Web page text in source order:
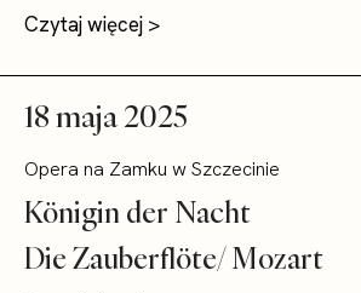
Czytaj więcej >
18 maja 2025
Opera na Zamku w Szczecinie
Königin der Nacht
Die Zauberflöte/ Mozart